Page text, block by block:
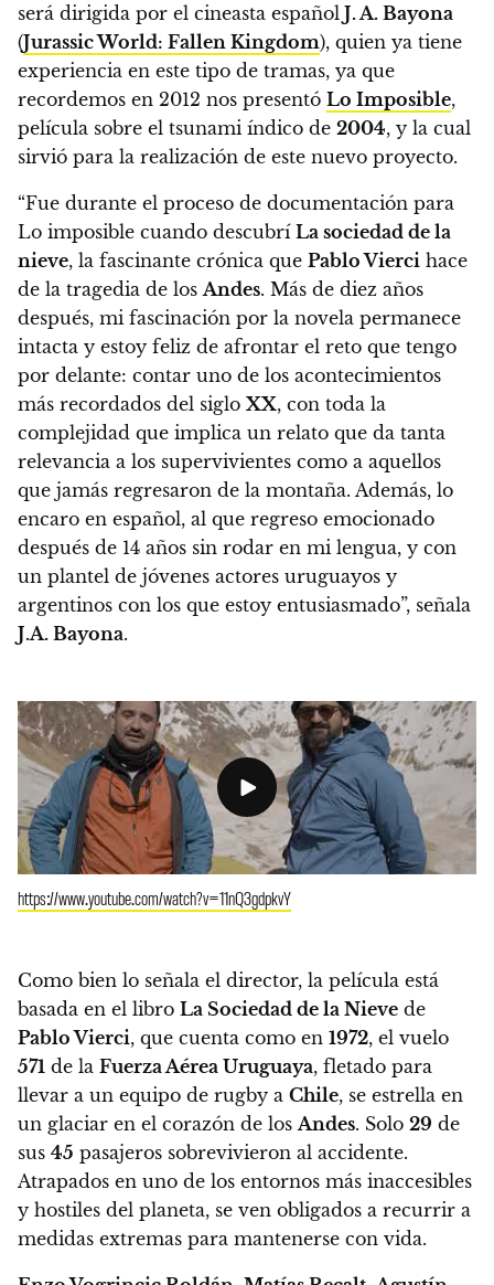
será dirigida por el cineasta español J. A. Bayona
(Jurassic World: Fallen Kingdom), quien ya tiene
experiencia en este tipo de tramas, ya que
recordemos en 2012 nos presentó Lo Imposible,
película sobre el tsunami índico de 2004, y la cual
sirvió para la realización de este nuevo proyecto.
“Fue durante el proceso de documentación para
Lo imposible cuando descubrí La sociedad de la
nieve, la fascinante crónica que Pablo Vierci hace
de la tragedia de los Andes. Más de diez años
después, mi fascinación por la novela permanece
intacta y estoy feliz de afrontar el reto que tengo
por delante: contar uno de los acontecimientos
más recordados del siglo XX, con toda la
complejidad que implica un relato que da tanta
relevancia a los supervivientes como a aquellos
que jamás regresaron de la montaña. Además, lo
encaro en español, al que regreso emocionado
después de 14 años sin rodar en mi lengua, y con
un plantel de jóvenes actores uruguayos y
argentinos con los que estoy entusiasmado”, señala
J.A. Bayona.
https://www.youtube.com/watch?v=11nQ3gdpkvY
Como bien lo señala el director, la película está
basada en el libro La Sociedad de la Nieve de
Pablo Vierci, que cuenta como en 1972, el vuelo
571 de la Fuerza Aérea Uruguaya, fletado para
llevar a un equipo de rugby a Chile, se estrella en
un glaciar en el corazón de los Andes. Solo 29 de
sus 45 pasajeros sobrevivieron al accidente.
Atrapados en uno de los entornos más inaccesibles
y hostiles del planeta, se ven obligados a recurrir a
medidas extremas para mantenerse con vida.